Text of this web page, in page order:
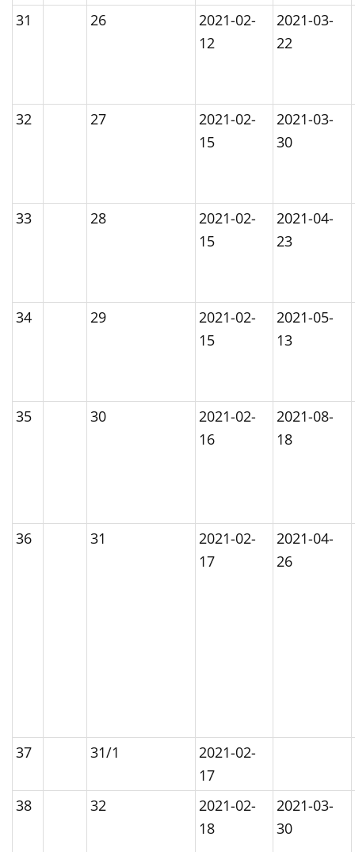
31 26
2021-02-
12
2021-03-
22
32 27
2021-02-
15
2021-03-
30
33 28
2021-02-
15
2021-04-
23
34 29
2021-02-
15
2021-05-
13
35 30
2021-02-
16
2021-08-
18
36 31
2021-02-
17
2021-04-
26
37 31/1
2021-02-
17
38
32
2021-02-
18
2021-03-
30